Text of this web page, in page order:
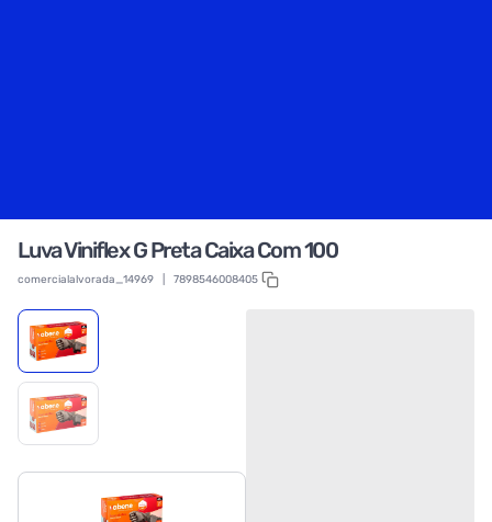
Luva Viniflex G Preta Caixa Com 100
comercialalvorada_14969 7898546008405